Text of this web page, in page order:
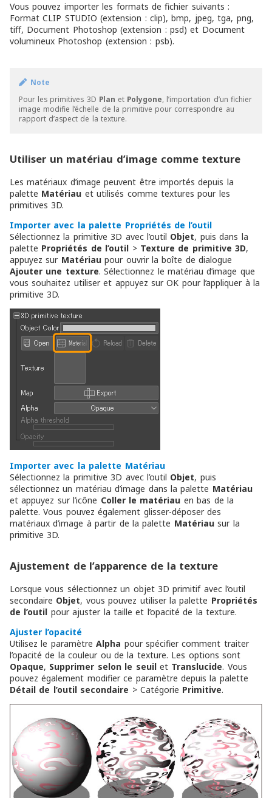
Vous pouvez importer les formats de fichier suivants :
Format CLIP STUDIO (extension : clip), bmp, jpeg, tga, png,
tiff, Document Photoshop (extension : psd) et Document
volumineux Photoshop (extension : psb).
Note
Pour les primitives 3D Plan et Polygone , l’importation d’un fichier
image modifie l’échelle de la primitive pour correspondre au
rapport d’aspect de la texture.
Utiliser un matériau d’image comme texture
Les matériaux d’image peuvent être importés depuis la
palette Matériau et utilisés comme textures pour les
primitives 3D.
Importer avec la palette Propriétés de l’outil
Sélectionnez la primitive 3D avec l’outil Objet, puis dans la
palette Propriétés de l’outil > Texture de primitive 3D,
appuyez sur Matériaupour ouvrir la boîte de dialogue
Ajouter une texture. Sélectionnez le matériau d’image que
vous souhaitez utiliser et appuyez sur OK pour l’appliquer à la
primitive 3D.
Importer avec la palette Matériau
Sélectionnez la primitive 3D avec l’outil Objet, puis
sélectionnez un matériau d’image dans la palette Matériau
et appuyez sur l’icône Coller le matériau en bas de la
palette. Vous pouvez également glisser-déposer des
matériaux d’image à partir de la palette Matériausur la
primitive 3D.
Ajustement de l’apparence de la texture
Lorsque vous sélectionnez un objet 3D primitif avec l’outil
secondaire Objet, vous pouvez utiliser la palette Propriétés
de l’outil pour ajuster la taille et l’opacité de la texture.
Ajuster l’opacité
Utilisez le paramètreAlpha pour spécifier comment traiter
l’opacité de la couleur ou de la texture. Les options sont
Opaque, Supprimer selon le seuilet Translucide. Vous
pouvez également modifier ce paramètre depuis la palette
Détail de l’outil secondaire > Catégorie Primitive.